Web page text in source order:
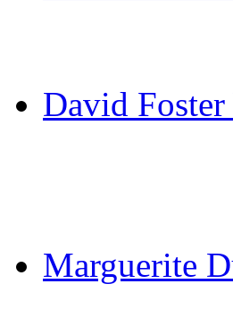
David Foster
Marguerite